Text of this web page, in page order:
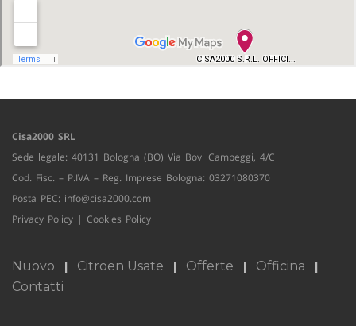
Cisa2000 SRL
Sede legale: 40131 Bologna (BO) Via Bovi Campeggi, 4/C
Cod. Fisc. – P.IVA – Reg. Imprese Bologna: 03271080370
Posta PEC: info@cisa2000.com
Privacy Policy | Cookies Policy
Nuovo Citroen Usate Offerte
Officina
Contatti